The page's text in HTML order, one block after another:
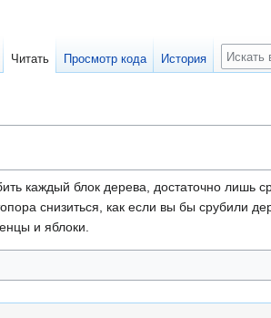
каждый блок дерева, достаточно лишь
снизиться, как если вы бы срубили
и яблоки.
Читать Просмотр кода История